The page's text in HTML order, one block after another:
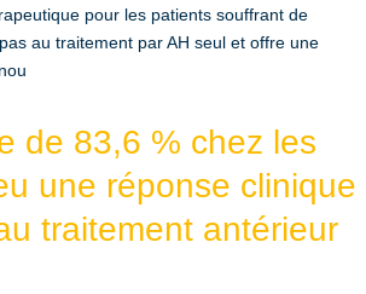
pour les patients souffrant de
au traitement par AH seul et offre une
de 83,6 % chez les
une réponse clinique
traitement antérieur